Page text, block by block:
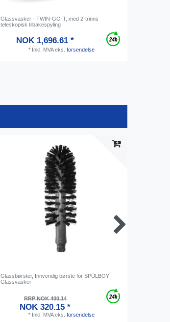
Glassvasker - TWIN-GO-T, med 2-trinns
teleskopisk tilbakespyling
NOK 1,696.61 *
* Inkl. MVAeks. forsendelse
Glassbørster, Innvendig børste for SPÜLBOY
Glassvasker
RRP NOK 400.14
NOK 320.15 *
* Inkl. MVAeks. forsendelse